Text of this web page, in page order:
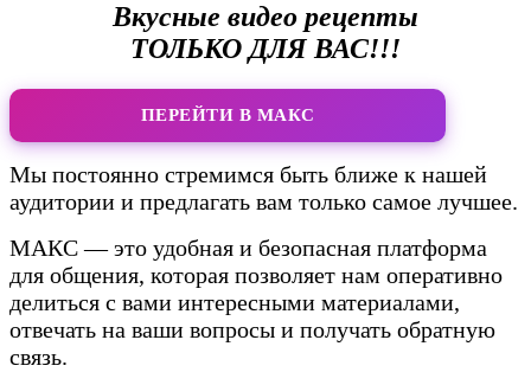
Вкусные видео рецепты
ТОЛЬКО ДЛЯ ВАС!!!
ПЕРЕЙТИ В МАКС
Мы постоянно стремимся быть ближе к нашей
аудитории и предлагать вам только самое лучшее.
МАКС — это удобная и безопасная платформа
для общения, которая позволяет нам оперативно
делиться с вами интересными материалами,
отвечать на ваши вопросы и получать обратную
связь.